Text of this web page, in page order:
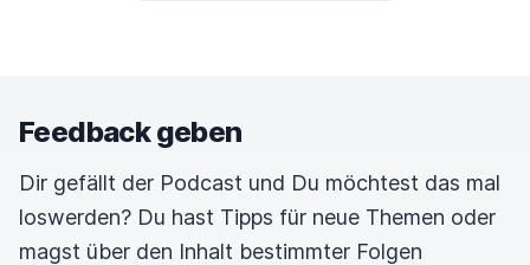
Feedback geben
Dir gefällt der Podcast und Du möchtest das mal
loswerden? Du hast Tipps für neue Themen oder
magst über den Inhalt bestimmter Folgen